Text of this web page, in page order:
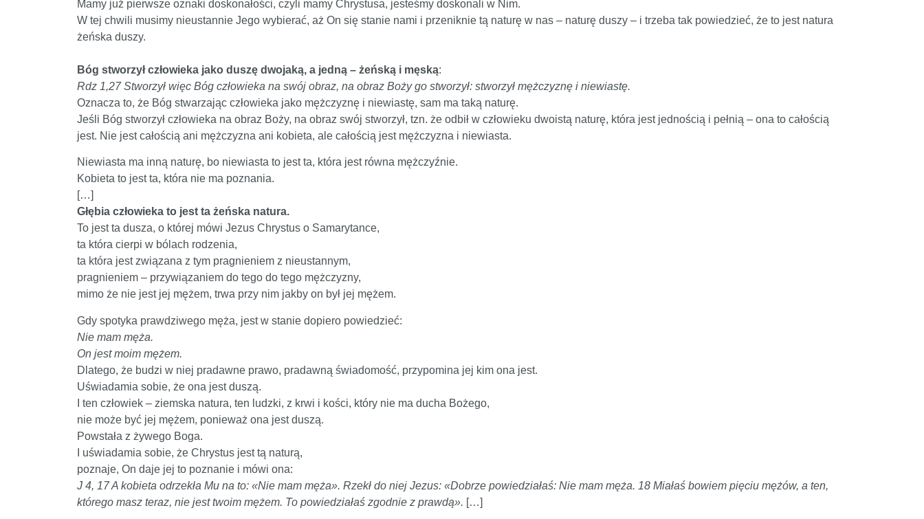
Mamy już pierwsze oznaki doskonałości, czyli mamy Chrystusa, jesteśmy doskonali w Nim.
W tej chwili musimy nieustannie Jego wybierać, aż On się stanie nami i przeniknie tą naturę w nas – naturę duszy – i trzeba tak powiedzieć, że to jest natura
żeńska duszy.
Bóg stworzył człowieka jako duszę dwojaką, a jedną – żeńską i męską:
Rdz 1,27 Stworzył więc Bóg człowieka na swój obraz, na obraz Boży go stworzył: stworzył mężczyznę i niewiastę.
Oznacza to, że Bóg stwarzając człowieka jako mężczyznę i niewiastę, sam ma taką naturę.
Jeśli Bóg stworzył człowieka na obraz Boży, na obraz swój stworzył, tzn. że odbił w człowieku dwoistą naturę, która jest jednością i pełnią – ona to całością
jest. Nie jest całością ani mężczyzna ani kobieta, ale całością jest mężczyzna i niewiasta.
Niewiasta ma inną naturę, bo niewiasta to jest ta, która jest równa mężczyźnie.
Kobieta to jest ta, która nie ma poznania.
[…]
Głębia człowieka to jest ta żeńska natura.
To jest ta dusza, o której mówi Jezus Chrystus o Samarytance,
ta która cierpi w bólach rodzenia,
ta która jest związana z tym pragnieniem z nieustannym,
pragnieniem – przywiązaniem do tego do tego mężczyzny,
mimo że nie jest jej mężem, trwa przy nim jakby on był jej mężem.
Gdy spotyka prawdziwego męża, jest w stanie dopiero powiedzieć:
Nie mam męża.
On jest moim mężem.
Dlatego, że budzi w niej pradawne prawo, pradawną świadomość, przypomina jej kim ona jest.
Uświadamia sobie, że ona jest duszą.
I ten człowiek – ziemska natura, ten ludzki, z krwi i kości, który nie ma ducha Bożego,
nie może być jej mężem, ponieważ ona jest duszą.
Powstała z żywego Boga.
I uświadamia sobie, że Chrystus jest tą naturą,
poznaje, On daje jej to poznanie i mówi ona:
J 4, 17 A kobieta odrzekła Mu na to: «Nie mam męża». Rzekł do niej Jezus: «Dobrze powiedziałaś: Nie mam męża. 18 Miałaś bowiem pięciu mężów, a ten,
którego masz teraz, nie jest twoim mężem. To powiedziałaś zgodnie z prawdą». […]